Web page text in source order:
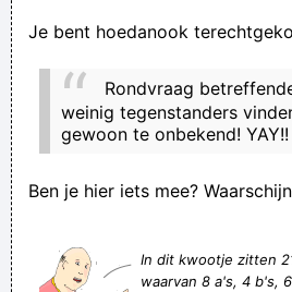
We as human peoples have to do
Mannen zijn beter in staand
Waarom zijn zoveel archeologen
ik wou da ik dit thuis had
Je bent hoedanook
Rondvraag
weinig tegenstanders
gewoon te onbekend! YAY!!
Ben je hier iets mee?
In dit kwootje zitten
waarvan 8 a's, 4 b's,